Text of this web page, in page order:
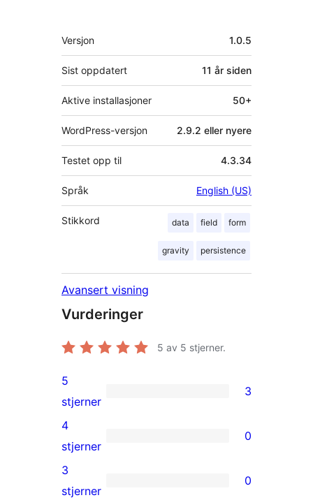
Meta
Versjon 1.0.5
Sist oppdatert 11 år siden
Aktive installasjoner 50+
WordPress-versjon 2.9.2 eller nyere
Testet opp til 4.3.34
Språk English (US)
Stikkord data field form
gravity persistence
Avansert visning
Vurderinger
5 av 5 stjerner.
3
5-
star
reviews
5
stjerner
3
0
4-
star
4
stjerner
0
0
3
stjerner
0